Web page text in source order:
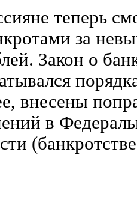
теперь
за
Закон о
внесены
в